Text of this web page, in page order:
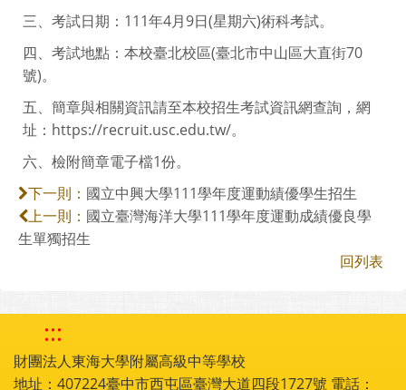
三、考試日期：111年4月9日(星期六)術科考試。
四、考試地點：本校臺北校區(臺北市中山區大直街70
號)。
五、簡章與相關資訊請至本校招生考試資訊網查詢，網
址：https://recruit.usc.edu.tw/。
六、檢附簡章電子檔1份。
下一則： 國立中興大學111學年度運動績優學生招生
上一則： 國立臺灣海洋大學111學年度運動成績優良學
生單獨招生
回列表
:::
財團法人東海大學附屬高級中等學校
地址：407224臺中市西屯區臺灣大道四段1727號 電話：